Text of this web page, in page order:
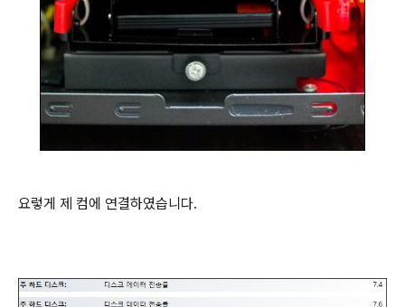
요렇게 제 컴에 연결하였습니다.